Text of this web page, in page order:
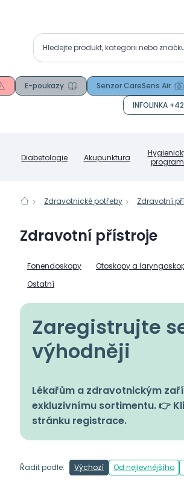
Diabetologie Akupunktura
program
E-poukazy Senzor CareSens Air
INFOLINKA
Zdravotnické potřeby Zdravotní
Zdravotní přístroje
Fonendoskopy Otoskopy a
Ostatní
Zaregistrujte
výhodněji
Lékařům a zdravotnickým
exkluzivnímu sortimentu. 👉
stránku registrace.
Řadit podle: Výchozí Od nejlevnějšího